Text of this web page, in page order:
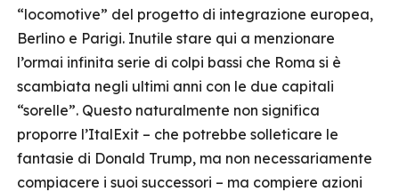
“locomotive” del progetto di integrazione europea,
Berlino e Parigi. Inutile stare qui a menzionare
l’ormai infinita serie di colpi bassi che Roma si è
scambiata negli ultimi anni con le due capitali
“sorelle”. Questo naturalmente non significa
proporre l’ItalExit – che potrebbe solleticare le
fantasie di Donald Trump, ma non necessariamente
compiacere i suoi successori – ma compiere azioni